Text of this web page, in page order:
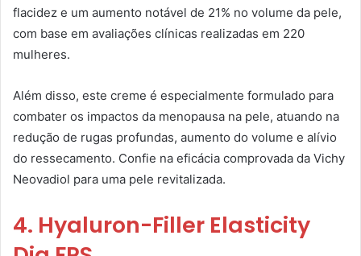
flacidez e um aumento notável de 21% no volume da pele,
com base em avaliações clínicas realizadas em 220
mulheres.
Além disso, este creme é especialmente formulado para
combater os impactos da menopausa na pele, atuando na
redução de rugas profundas, aumento do volume e alívio
do ressecamento. Confie na eficácia comprovada da Vichy
Neovadiol para uma pele revitalizada.
4. Hyaluron-Filler Elasticity